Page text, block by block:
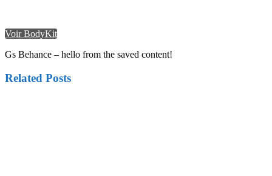
Voir BodyKit
Gs Behance – hello from the saved content!
Related Posts